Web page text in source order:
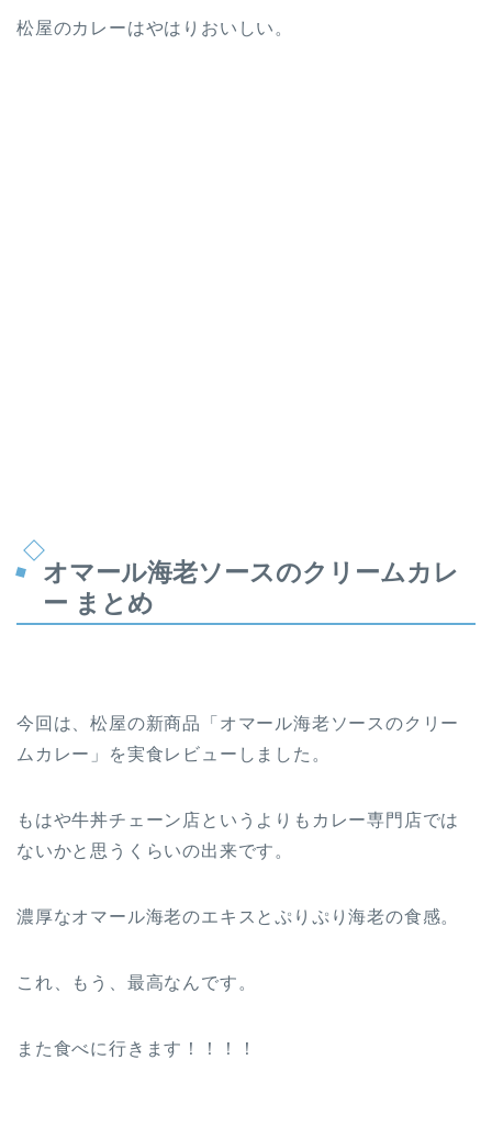
松屋のカレーはやはりおいしい。
オマール海老ソースのクリームカレ
ー まとめ
今回は、松屋の新商品「オマール海老ソースのクリー
ムカレー」を実食レビューしました。
もはや牛丼チェーン店というよりもカレー専門店では
ないかと思うくらいの出来です。
濃厚なオマール海老のエキスとぷりぷり海老の食感。
これ、もう、最高なんです。
また食べに行きます！！！！